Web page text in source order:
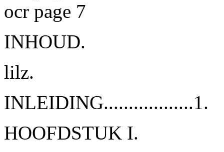
ocr page 7
INHOUD.
lilz.
INLEIDING..................1.
HOOFDSTUK I.